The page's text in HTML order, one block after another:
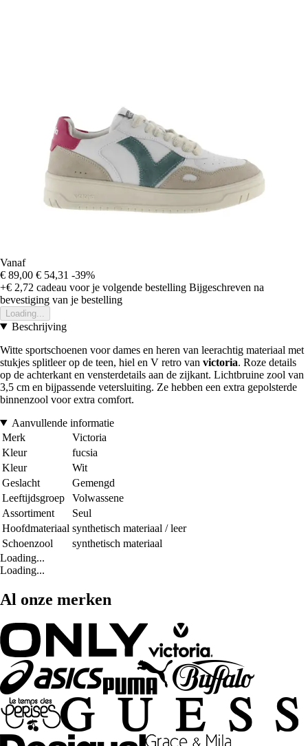
Vanaf
€ 89,00 € 54,31 -39%
+€ 2,72 cadeau voor je volgende bestelling Bijgeschreven na
bevestiging van je bestelling
Loading...
Beschrijving
Witte sportschoenen voor dames en heren van leerachtig materiaal met
stukjes splitleer op de teen, hiel en V retro van victoria. Roze details
op de achterkant en vensterdetails aan de zijkant. Lichtbruine zool van
3,5 cm en bijpassende vetersluiting. Ze hebben een extra gepolsterde
binnenzool voor extra comfort.
Aanvullende informatie
Merk
Victoria
Kleur
fucsia
Kleur
Wit
Geslacht
Gemengd
Leeftijdsgroep
Volwassene
Assortiment
Seul
Hoofdmateriaal synthetisch materiaal / leer
Schoenzool
synthetisch materiaal
Loading...
Loading...
Al onze merken